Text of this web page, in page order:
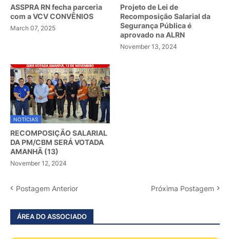
ASSPRA RN fecha parceria
com a VCV CONVÊNIOS
March 07, 2025
Projeto de Lei de
Recomposição Salarial da
Segurança Pública é
aprovado na ALRN
November 13, 2024
NOTÍCIAS
RECOMPOSIÇÃO SALARIAL
DA PM/CBM SERÁ VOTADA
AMANHÃ (13)
November 12, 2024
Postagem Anterior Próxima Postagem
ÁREA DO ASSOCIADO